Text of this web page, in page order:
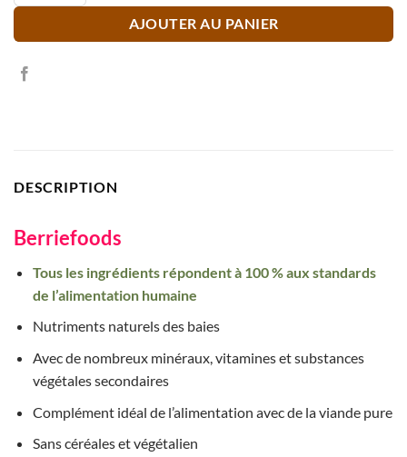
€16,40.€14,40.
AJOUTER AU PANIER
DESCRIPTION
Berriefoods
Tous les ingrédients répondent à 100 % aux standards
de l’alimentation humaine
Nutriments naturels des baies
Avec de nombreux minéraux, vitamines et substances
végétales secondaires
Complément idéal de l’alimentation avec de la viande pure
Sans céréales et végétalien